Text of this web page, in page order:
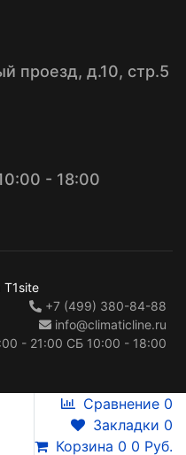
проезд, д.10, стр.5
- 18:00
T1site
+7 (499) 380-84-88
info@climaticline.ru
- 21:00 СБ 10:00 - 18:00
Сравнение 0
Закладки 0
Корзина 0 0 Руб.